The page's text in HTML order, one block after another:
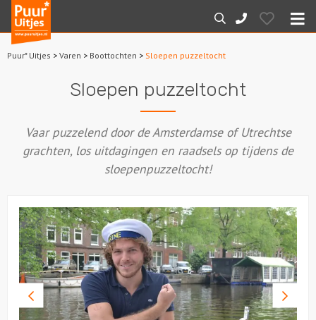
Puur*
Uitjes
Zoeken
088-
7887000
Hearts
Arrangementen
Dagarrangementen
Avondarrangementen
Varen
Boottochten
Losse boothuur
Sport en spel
Puur* Uitjes > Varen > Boottochten > Sloepen puzzeltocht
Sloepen puzzeltocht
Vaar puzzelend door de Amsterdamse of Utrechtse
grachten, los uitdagingen en raadsels op tijdens de
sloepenpuzzeltocht!
Vorige
foto
foto